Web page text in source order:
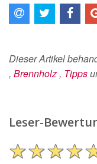
Dieser Artikel
, Brennholz, Tipps
Leser-